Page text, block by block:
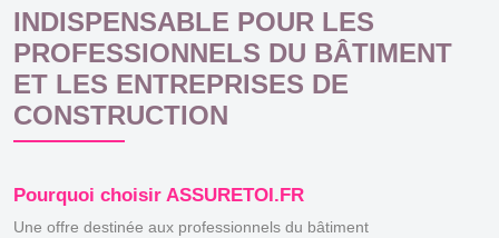
INDISPENSABLE POUR LES
PROFESSIONNELS DU BÂTIMENT
ET LES ENTREPRISES DE
CONSTRUCTION
Pourquoi choisir ASSURETOI.FR
Une offre destinée aux professionnels du bâtiment